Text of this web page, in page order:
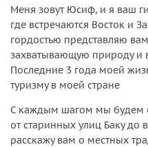
Меня зовут Юсиф, и я ваш
где встречаются Восток и
гордостью представляю вам
захватывающую природу и
Последние 3 года моей
туризму в моей стране
С каждым шагом мы будем
от старинных улиц Баку до
расскажу вам о местных